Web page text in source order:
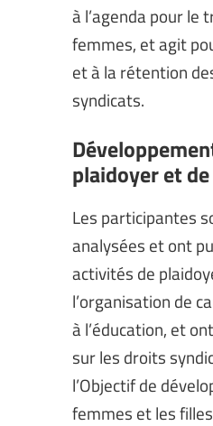
à l’agenda pour le
femmes, et agit
et à la rétention
syndicats.
plaidoyer et
Les participantes
analysées et ont
activités de
l’organisation de
à l’éducation, et
sur les droits
l’Objectif de
femmes et les